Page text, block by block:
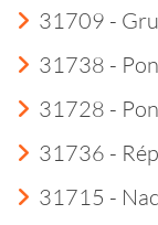
31709 -
31738 -
31728 -
31736 -
31715 -